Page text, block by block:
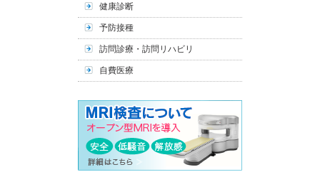
健康診断
予防接種
訪問診療・訪問リハビリ
自費医療